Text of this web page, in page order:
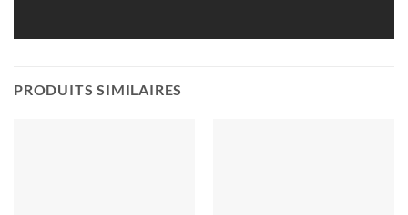
PRODUITS SIMILAIRES